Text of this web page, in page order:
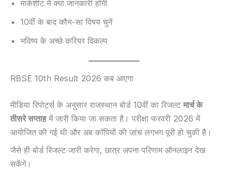
मार्कशीट में क्या जानकारी होगी
10वीं के बाद कौन-सा विषय चुनें
भविष्य के अच्छे करियर विकल्प
RBSE 10th Result 2026 कब आएगा
मीडिया रिपोर्ट्स के अनुसार राजस्थान बोर्ड 10वीं का रिजल्ट मार्च के
तीसरे सप्ताहमें जारी किया जा सकता है। परीक्षा फरवरी 2026 में
आयोजित की गई थी और अब कॉपियों की जांच लगभग पूरी हो चुकी है।
जैसे ही बोर्ड रिजल्ट जारी करेगा, छात्र अपना परिणाम ऑनलाइन देख
सकेंगे।